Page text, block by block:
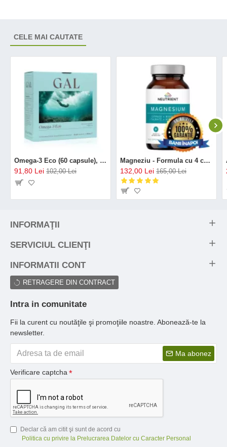
CELE MAI CAUTATE
Omega-3 Eco (60 capsule), GAL
91,80 Lei 102,00 Lei
Magneziu - Formula cu 4 chelați (120 capsule), Neutrient
132,00 Lei 165,00 Lei
INFORMAŢII
SERVICIUL CLIENŢI
INFORMATII CONT
RETRAGERE DIN CONTRACT
Intra in comunitate
Fii la curent cu noutăţile şi promoţiile noastre. Abonează-te la
newsletter.
Ma abonez
Verificare captcha
Declar că am citit şi sunt de acord cu
Politica cu privire la Prelucrarea Datelor cu Caracter Personal